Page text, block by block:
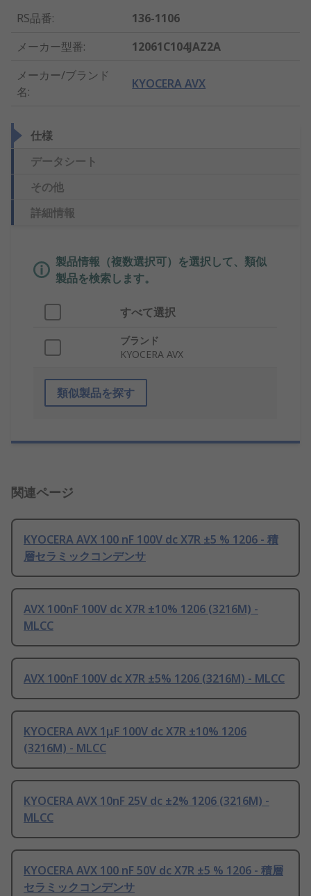
RS品番:
136-1106
メーカー型番:
12061C104JAZ2A
メーカー/ブランド
名:
KYOCERA AVX
仕様
データシート
その他
詳細情報
製品情報（複数選択可）を選択して、類似
製品を検索します。
すべて選択
ブランド
KYOCERA AVX
類似製品を探す
関連ページ
KYOCERA AVX 100 nF 100V dc X7R ±5 % 1206 - 積
層セラミックコンデンサ
AVX 100nF 100V dc X7R ±10% 1206 (3216M) -
MLCC
AVX 100nF 100V dc X7R ±5% 1206 (3216M) - MLCC
KYOCERA AVX 1μF 100V dc X7R ±10% 1206
(3216M) - MLCC
KYOCERA AVX 10nF 25V dc ±2% 1206 (3216M) -
MLCC
KYOCERA AVX 100 nF 50V dc X7R ±5 % 1206 - 積層
セラミックコンデンサ